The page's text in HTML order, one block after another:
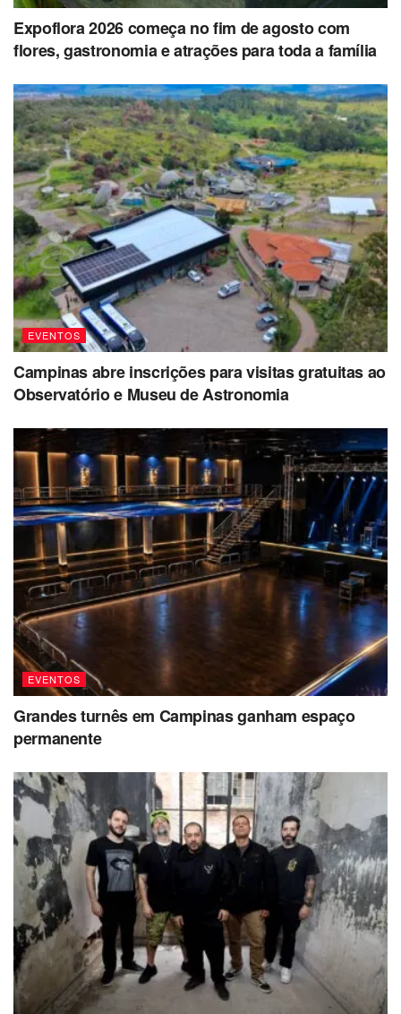
Expoflora 2026 começa no fim de agosto com
flores, gastronomia e atrações para toda a família
EVENTOS
Campinas abre inscrições para visitas gratuitas ao
Observatório e Museu de Astronomia
EVENTOS
Grandes turnês em Campinas ganham espaço
permanente